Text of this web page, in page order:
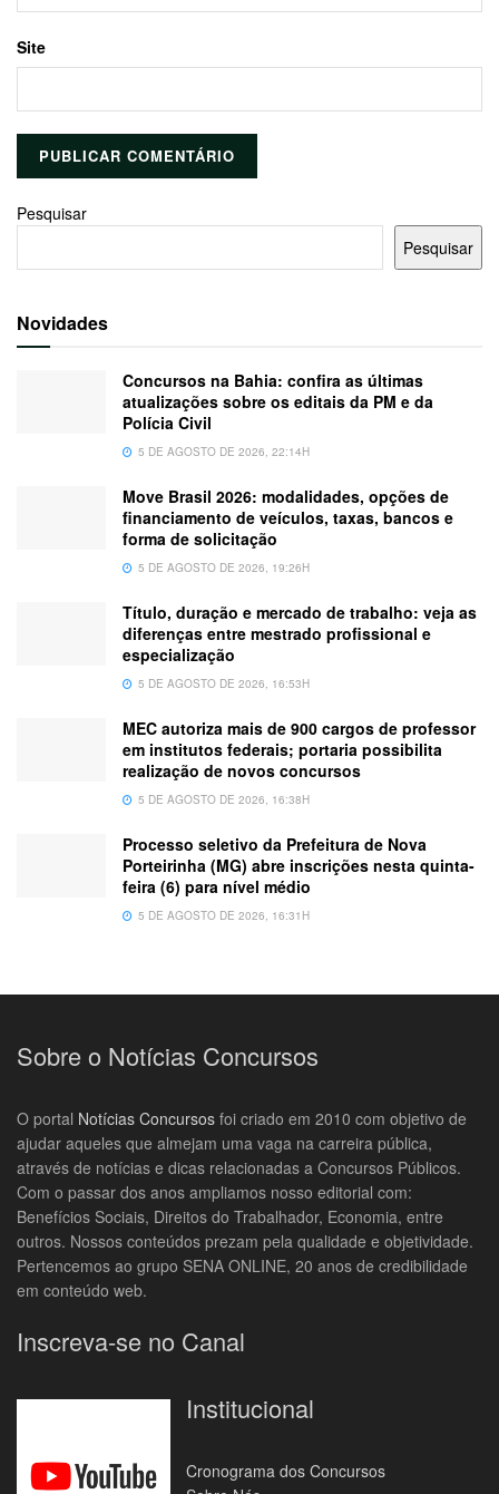
Site
Pesquisar
Pesquisar
Novidades
Concursos na Bahia: confira as últimas
atualizações sobre os editais da PM e da
Polícia Civil
5 DE AGOSTO DE 2026, 22:14H
Move Brasil 2026: modalidades, opções de
financiamento de veículos, taxas, bancos e
forma de solicitação
5 DE AGOSTO DE 2026, 19:26H
Título, duração e mercado de trabalho: veja as
diferenças entre mestrado profissional e
especialização
5 DE AGOSTO DE 2026, 16:53H
MEC autoriza mais de 900 cargos de professor
em institutos federais; portaria possibilita
realização de novos concursos
5 DE AGOSTO DE 2026, 16:38H
Processo seletivo da Prefeitura de Nova
Porteirinha (MG) abre inscrições nesta quinta-
feira (6) para nível médio
5 DE AGOSTO DE 2026, 16:31H
Sobre o Notícias Concursos
O portal Notícias Concursos foi criado em 2010 com objetivo de
ajudar aqueles que almejam uma vaga na carreira pública,
através de notícias e dicas relacionadas a Concursos Públicos.
Com o passar dos anos ampliamos nosso editorial com:
Benefícios Sociais, Direitos do Trabalhador, Economia, entre
outros. Nossos conteúdos prezam pela qualidade e objetividade.
Pertencemos ao grupo SENA ONLINE, 20 anos de credibilidade
em conteúdo web.
Inscreva-se no Canal
Institucional
Cronograma dos Concursos